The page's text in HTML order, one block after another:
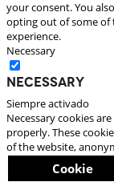
your consent. You
opting out of some of
experience.
Necessary
Necessary
Siempre activado
Necessary cookies
properly. These
of the website,
Cookie